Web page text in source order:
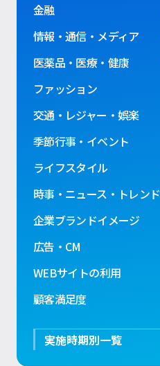
金融
情報・通信・メディア
医薬品・医療・健康
ファッション
交通・レジャー・娯楽
季節行事・イベント
ライフスタイル
時事・ニュース・トレンド
企業ブランドイメージ
広告・CM
WEBサイトの利用
顧客満足度
実施時期別一覧